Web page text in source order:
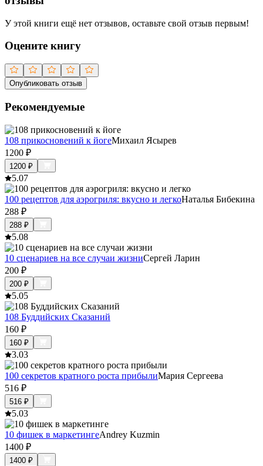
У этой книги ещё нет отзывов, оставьте свой отзыв первым!
Оцените книгу
Опубликовать отзыв
Рекомендуемые
108 прикосновений к йогеМихаил Ясырев
1200 ₽
1200 ₽
5.07
100 рецептов для аэрогриля: вкусно и легкоНаталья Бибекина
288 ₽
288 ₽
5.08
10 сценариев на все случаи жизниСергей Ларин
200 ₽
200 ₽
5.05
108 Буддийских Сказаний
160 ₽
160 ₽
3.03
100 секретов кратного роста прибылиМария Сергеева
516 ₽
516 ₽
5.03
10 фишек в маркетингеAndrey Kuzmin
1400 ₽
1400 ₽